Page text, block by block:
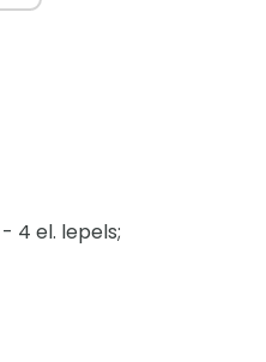
4 el. lepels;